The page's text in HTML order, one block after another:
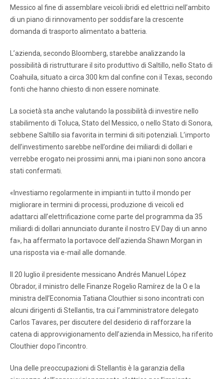
Messico al fine di assemblare veicoli ibridi ed elettrici nell’ambito
di un piano di rinnovamento per soddisfare la crescente
domanda di trasporto alimentato a batteria.
L’azienda, secondo Bloomberg, starebbe analizzando la
possibilità di ristrutturare il sito produttivo di Saltillo, nello Stato di
Coahuila, situato a circa 300 km dal confine con il Texas, secondo
fonti che hanno chiesto di non essere nominate.
La società sta anche valutando la possibilità di investire nello
stabilimento di Toluca, Stato del Messico, o nello Stato di Sonora,
sebbene Saltillo sia favorita in termini di siti potenziali. L’importo
dell’investimento sarebbe nell’ordine dei miliardi di dollari e
verrebbe erogato nei prossimi anni, ma i piani non sono ancora
stati confermati.
«Investiamo regolarmente in impianti in tutto il mondo per
migliorare in termini di processi, produzione di veicoli ed
adattarci all’elettrificazione come parte del programma da 35
miliardi di dollari annunciato durante il nostro EV Day di un anno
fa», ha affermato la portavoce dell’azienda Shawn Morgan in
una risposta via e-mail alle domande.
Il 20 luglio il presidente messicano Andrés Manuel López
Obrador, il ministro delle Finanze Rogelio Ramírez de la O e la
ministra dell’Economia Tatiana Clouthier si sono incontrati con
alcuni dirigenti di Stellantis, tra cui l’amministratore delegato
Carlos Tavares, per discutere del desiderio di rafforzare la
catena di approvvigionamento dell’azienda in Messico, ha riferito
Clouthier dopo l’incontro.
Una delle preoccupazioni di Stellantis è la garanzia della